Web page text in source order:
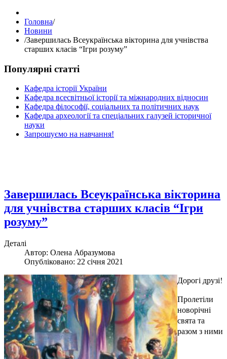
Головна/
Hовини
/Завершилась Всеукраїнська вікторина для учнівства
старших класів “Ігри розуму”
Популярні статті
Кафедра історії України
Кафедра всесвітньої історії та міжнародних відносин
Кафедра філософії, соціальних та політичних наук
Кафедра археології та спеціальних галузей історичної
науки
Запрошуємо на навчання!
Завершилась Всеукраїнська вікторина
для учнівства старших класів “Ігри
розуму”
Деталі
Автор: Олена Абразумова
Опубліковано: 22 січня 2021
Дорогі друзі!
Пролетіли
новорічні
свята та
разом з ними